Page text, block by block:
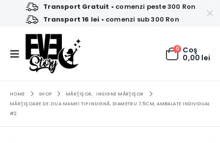
Transport Gratuit • comenzi peste 300 Ron
Transport 16 lei • comenzi sub 300 Ron
0 Coş
0,00 lei
HOME SHOP MĂRŢIŞOR,
INSIGNE MĂRŢIŞOR
MĂRŢIŞOARE DE ZIUA MAMEI TIP INSIGNĂ, DIAMETRU 7,5CM, AMBALATE INDIVIDUAL
#2